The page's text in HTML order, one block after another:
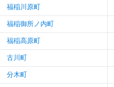
福稲川原町
福稲御所ノ内町
福稲高原町
古川町
分木町